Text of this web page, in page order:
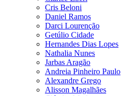
Cris Beloni
Daniel Ramos
Darci Lourenção
Getúlio Cidade
Hernandes Dias Lopes
Nathalia Nunes
Jarbas Aragão
Andreia Pinheiro Paulo
Alexandre Grego
Alisson Magalhães